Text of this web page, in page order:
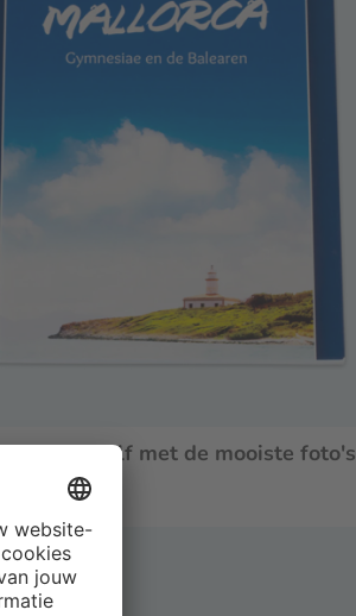
zelf met de mooiste foto's